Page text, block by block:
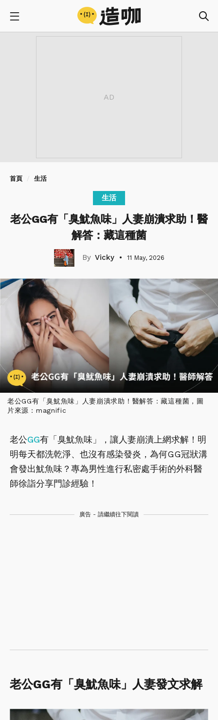
首頁 生活
生活
老公GG有「臭魷魚味」人妻崩潰求助！醫
解答：藏這種菌
Vicky 11 May, 2026
老公GG有「臭魷魚味」人妻崩潰求助！醫解答：藏這種菌，圖
片來源：magnific
老公GG有「臭魷魚味」，讓人妻崩潰上網求解！明
明每天都洗乾淨、也沒有感染發炎，為何GG冠狀溝
會發出魷魚味？專為男性進行私密處手術的外科醫
師徐詣分享門診經驗！
廣告 - 請繼續往下閱讀
老公GG有「臭魷魚味」人妻發文求解